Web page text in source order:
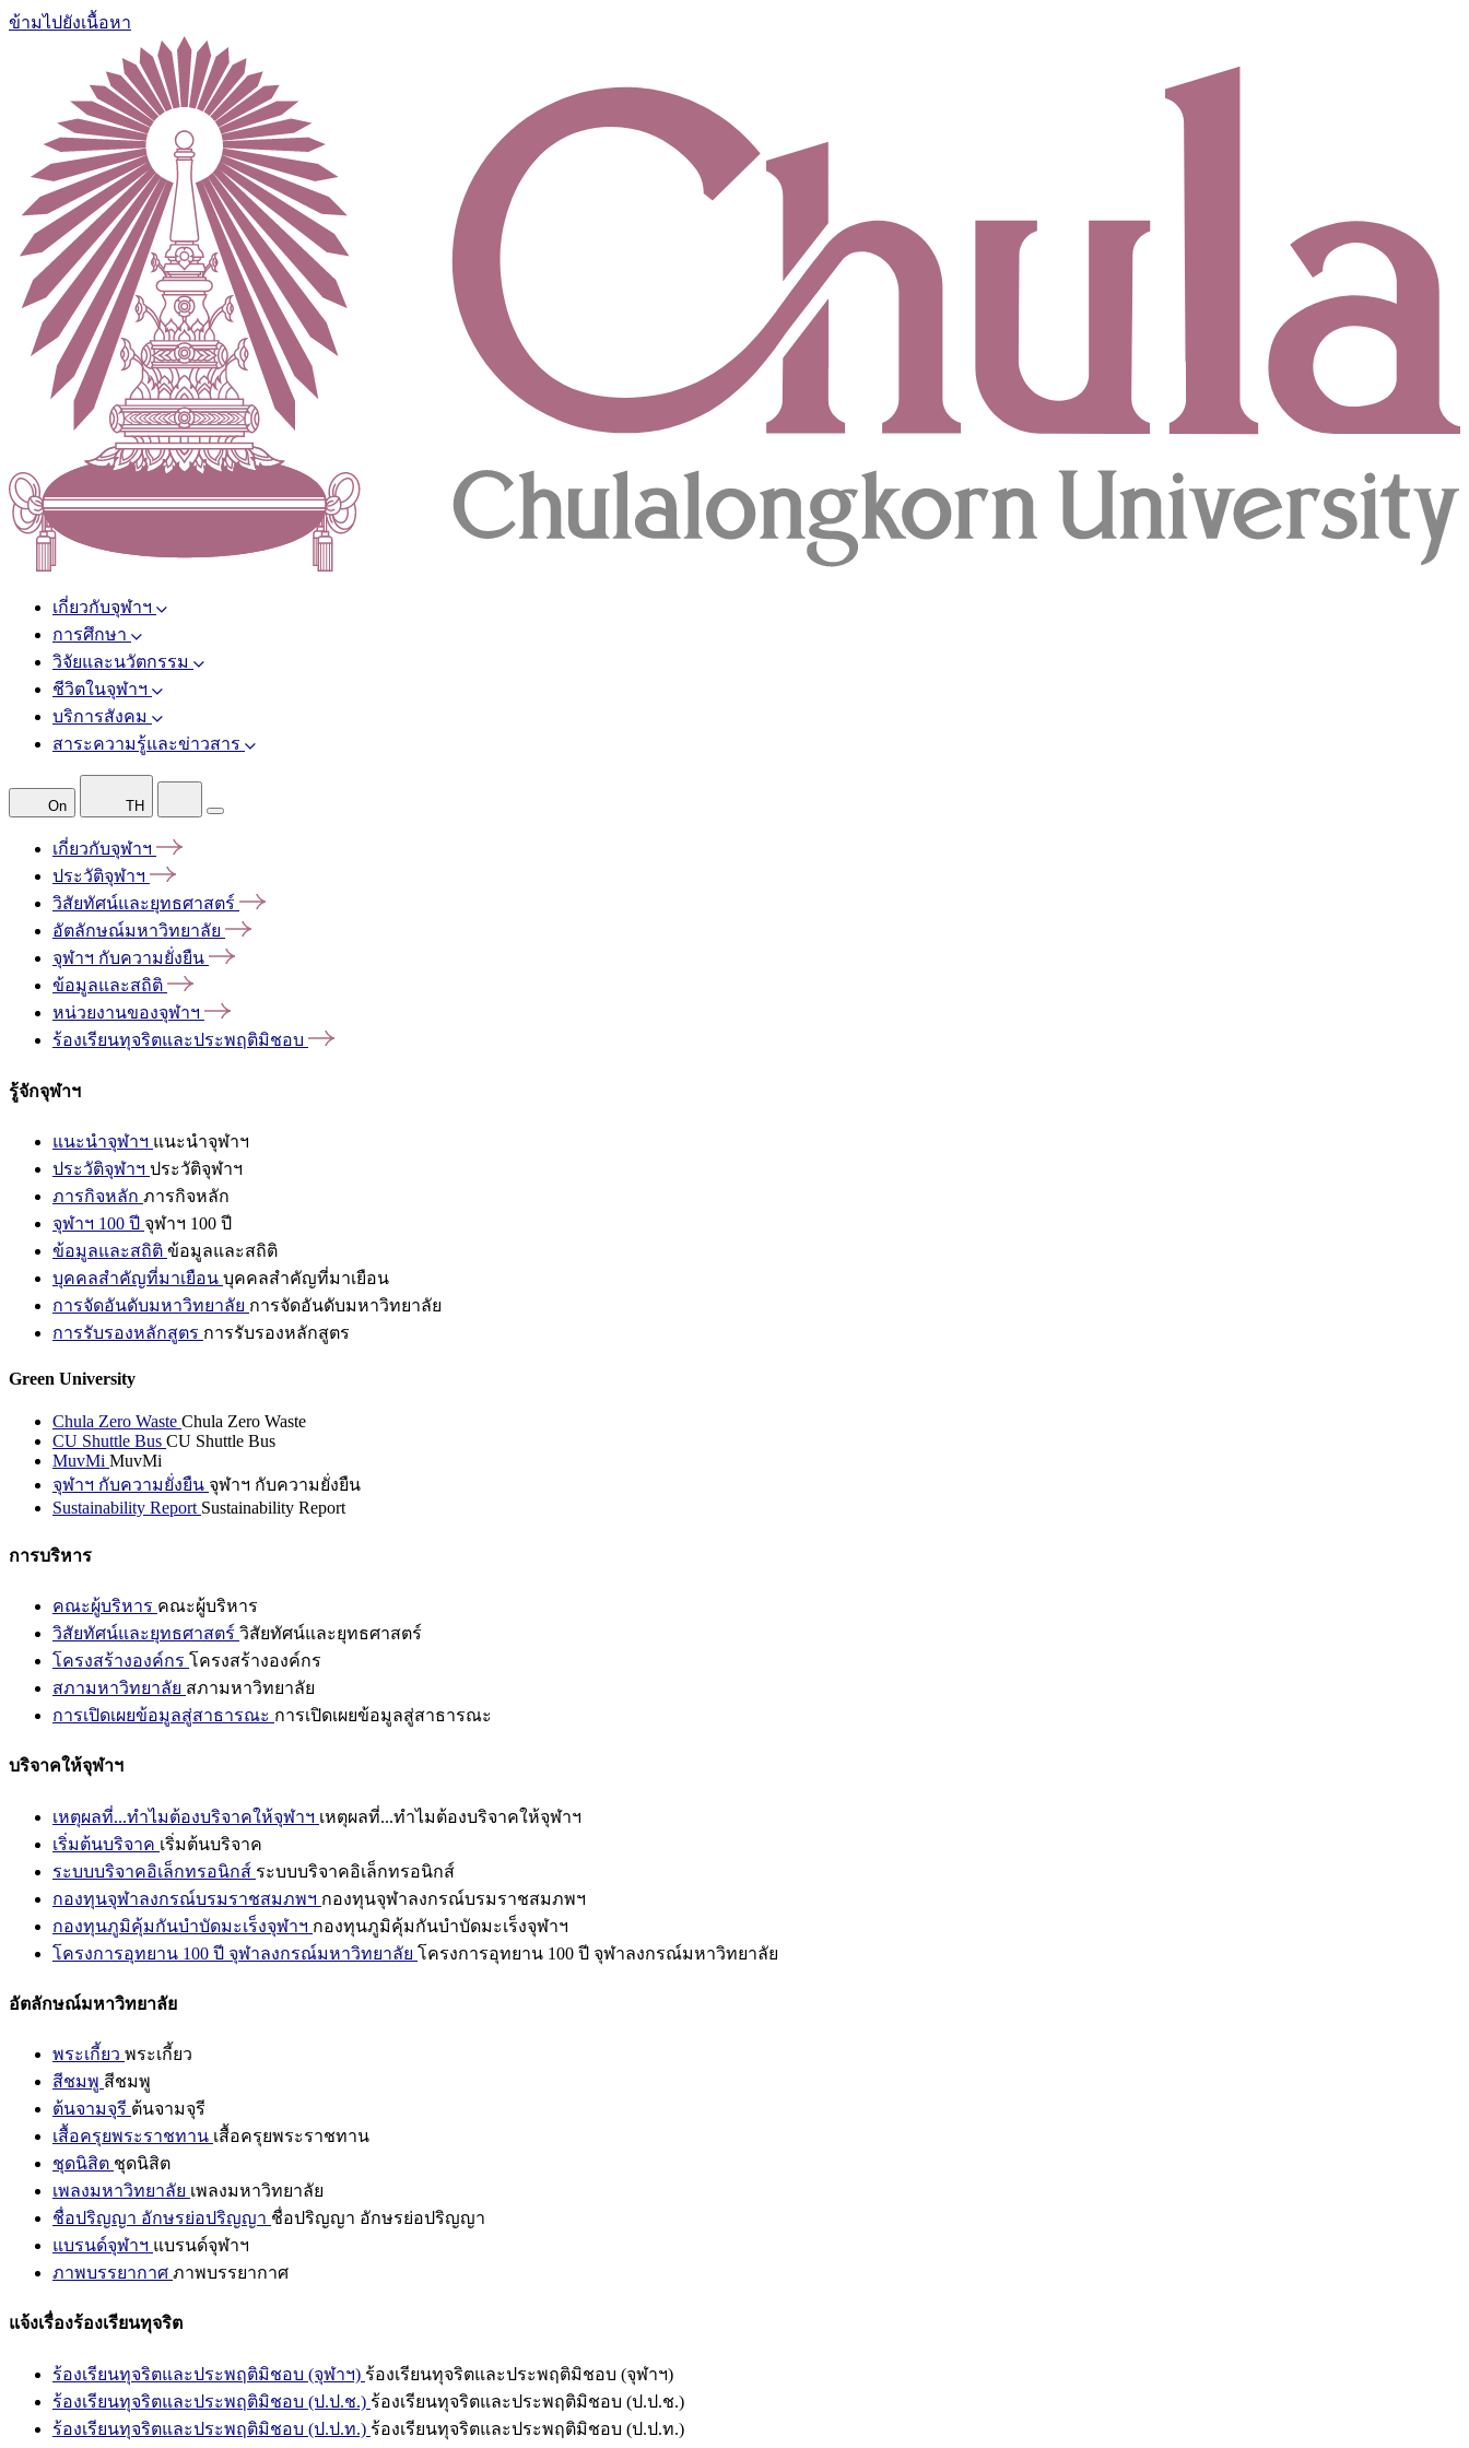
ข้ามไปยังเนื้อหา
เกี่ยวกับจุฬาฯ
การศึกษา
วิจัยและนวัตกรรม
ชีวิตในจุฬาฯ
บริการสังคม
สาระความรู้และข่าวสาร
On TH
เกี่ยวกับจุฬาฯ
ประวัติจุฬาฯ
วิสัยทัศน์และยุทธศาสตร์
อัตลักษณ์มหาวิทยาลัย
จุฬาฯ กับความยั่งยืน
ข้อมูลและสถิติ
หน่วยงานของจุฬาฯ
ร้องเรียนทุจริตและประพฤติมิชอบ
รู้จักจุฬาฯ
แนะนำจุฬาฯ แนะนำจุฬาฯ
ประวัติจุฬาฯ ประวัติจุฬาฯ
ภารกิจหลัก ภารกิจหลัก
จุฬาฯ 100 ปี จุฬาฯ 100 ปี
ข้อมูลและสถิติ ข้อมูลและสถิติ
บุคคลสำคัญที่มาเยือน บุคคลสำคัญที่มาเยือน
การจัดอันดับมหาวิทยาลัย การจัดอันดับมหาวิทยาลัย
การรับรองหลักสูตร การรับรองหลักสูตร
Green University
Chula Zero Waste Chula Zero Waste
CU Shuttle Bus CU Shuttle Bus
MuvMi MuvMi
จุฬาฯ กับความยั่งยืน จุฬาฯ กับความยั่งยืน
Sustainability Report Sustainability Report
การบริหาร
คณะผู้บริหาร คณะผู้บริหาร
วิสัยทัศน์และยุทธศาสตร์ วิสัยทัศน์และยุทธศาสตร์
โครงสร้างองค์กร โครงสร้างองค์กร
สภามหาวิทยาลัย สภามหาวิทยาลัย
การเปิดเผยข้อมูลสู่สาธารณะ การเปิดเผยข้อมูลสู่สาธารณะ
บริจาคให้จุฬาฯ
เหตุผลที่...ทำไมต้องบริจาคให้จุฬาฯ เหตุผลที่...ทำไมต้องบริจาคให้จุฬาฯ
เริ่มต้นบริจาค เริ่มต้นบริจาค
ระบบบริจาคอิเล็กทรอนิกส์ ระบบบริจาคอิเล็กทรอนิกส์
กองทุนจุฬาลงกรณ์บรมราชสมภพฯ กองทุนจุฬาลงกรณ์บรมราชสมภพฯ
กองทุนภูมิคุ้มกันบำบัดมะเร็งจุฬาฯ กองทุนภูมิคุ้มกันบำบัดมะเร็งจุฬาฯ
โครงการอุทยาน 100 ปี จุฬาลงกรณ์มหาวิทยาลัย โครงการอุทยาน 100 ปี จุฬาลงกรณ์มหาวิทยาลัย
อัตลักษณ์มหาวิทยาลัย
พระเกี้ยว พระเกี้ยว
สีชมพู สีชมพู
ต้นจามจุรี ต้นจามจุรี
เสื้อครุยพระราชทาน เสื้อครุยพระราชทาน
ชุดนิสิต ชุดนิสิต
เพลงมหาวิทยาลัย เพลงมหาวิทยาลัย
ชื่อปริญญา อักษรย่อปริญญา ชื่อปริญญา อักษรย่อปริญญา
แบรนด์จุฬาฯ แบรนด์จุฬาฯ
ภาพบรรยากาศ ภาพบรรยากาศ
แจ้งเรื่องร้องเรียนทุจริต
ร้องเรียนทุจริตและประพฤติมิชอบ (จุฬาฯ) ร้องเรียนทุจริตและประพฤติมิชอบ (จุฬาฯ)
ร้องเรียนทุจริตและประพฤติมิชอบ (ป.ป.ช.) ร้องเรียนทุจริตและประพฤติมิชอบ (ป.ป.ช.)
ร้องเรียนทุจริตและประพฤติมิชอบ (ป.ป.ท.) ร้องเรียนทุจริตและประพฤติมิชอบ (ป.ป.ท.)